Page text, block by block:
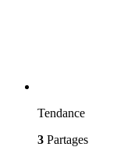
Tendance
3 Partages